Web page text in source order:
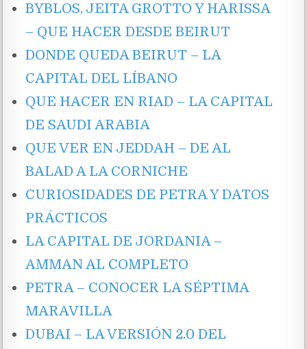
BYBLOS, JEITA GROTTO Y HARISSA
– QUE HACER DESDE BEIRUT
DONDE QUEDA BEIRUT – LA
CAPITAL DEL LÍBANO
QUE HACER EN RIAD – LA CAPITAL
DE SAUDI ARABIA
QUE VER EN JEDDAH – DE AL
BALAD A LA CORNICHE
CURIOSIDADES DE PETRA Y DATOS
PRÁCTICOS
LA CAPITAL DE JORDANIA –
AMMAN AL COMPLETO
PETRA – CONOCER LA SÉPTIMA
MARAVILLA
DUBAI – LA VERSIÓN 2.0 DEL